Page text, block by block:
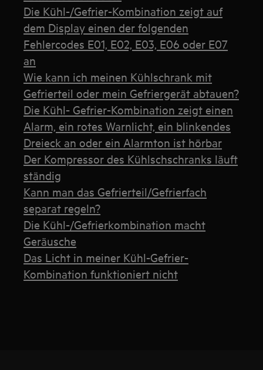
Die Kühl-/Gefrier-Kombination zeigt auf
dem Display einen der folgenden
Fehlercodes E01, E02, E03, E06 oder E07
an
Wie kann ich meinen Kühlschrank mit
Gefrierteil oder mein Gefriergerät abtauen?
Die Kühl- Gefrier-Kombination zeigt einen
Alarm, ein rotes Warnlicht, ein blinkendes
Dreieck an oder ein Alarmton ist hörbar
Der Kompressor des Kühlschschranks läuft
ständig
Kann man das Gefrierteil/Gefrierfach
separat regeln?
Die Kühl-/Gefrierkombination macht
Geräusche
Das Licht in meiner Kühl-Gefrier-
Kombination funktioniert nicht